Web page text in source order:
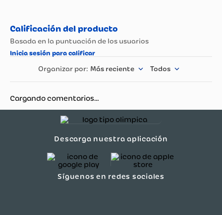
Más reciente Todos
Cargando comentarios…
Descarga nuestra aplicación
Síguenos en redes sociales